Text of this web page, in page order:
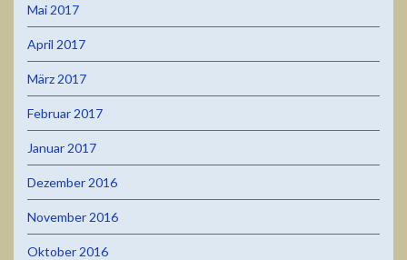
Mai 2017
April 2017
März 2017
Februar 2017
Januar 2017
Dezember 2016
November 2016
Oktober 2016